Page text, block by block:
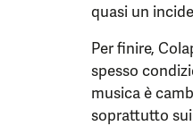
quasi un
Per finire,
spesso
musica è
soprattutto sui